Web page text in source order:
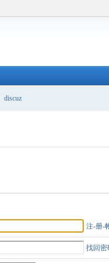
discuz
注-册-
找回密